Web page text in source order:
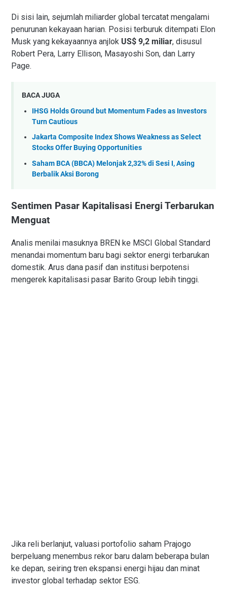
Di sisi lain, sejumlah miliarder global tercatat mengalami
penurunan kekayaan harian. Posisi terburuk ditempati Elon
Musk yang kekayaannya anjlok US$ 9,2 miliar, disusul
Robert Pera, Larry Ellison, Masayoshi Son, dan Larry
Page.
BACA JUGA
IHSG Holds Ground but Momentum Fades as Investors
Turn Cautious
Jakarta Composite Index Shows Weakness as Select
Stocks Offer Buying Opportunities
Saham BCA (BBCA) Melonjak 2,32% di Sesi I, Asing
Berbalik Aksi Borong
Sentimen Pasar Kapitalisasi Energi Terbarukan
Menguat
Analis menilai masuknya BREN ke MSCI Global Standard
menandai momentum baru bagi sektor energi terbarukan
domestik. Arus dana pasif dan institusi berpotensi
mengerek kapitalisasi pasar Barito Group lebih tinggi.
Jika reli berlanjut, valuasi portofolio saham Prajogo
berpeluang menembus rekor baru dalam beberapa bulan
ke depan, seiring tren ekspansi energi hijau dan minat
investor global terhadap sektor ESG.